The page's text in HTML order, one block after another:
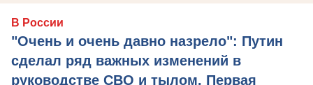
В России
"Очень и очень давно назрело": Путин
сделал ряд важных изменений в
руководстве СВО и тылом. Первая